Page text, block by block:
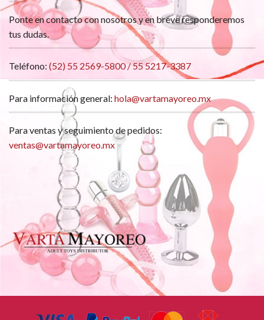
Ponte en contacto con nosotros y en breve responderemos
tus dudas.
Teléfono: (52) 55 2569-5800 / 55 5217-3387
Para información general: hola@vartamayoreo.mx
Para ventas y seguimiento de pedidos:
ventas@vartamayoreo.mx